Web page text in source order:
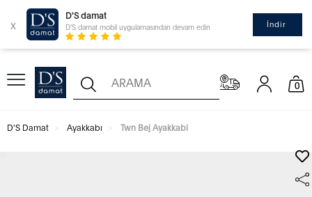
x
D'S damat
D'S damat mobil uygulamasından devam edin İndir
0
D'S Damat Ayakkabı Twn Bej Ayakkabi